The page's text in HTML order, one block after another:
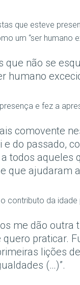
que esteve
um “ser humano
que não se
humano
e fez a
comovente
e do passado,
todos
que ajudaram
o contributo da idade
me dão
praticar.
lições
(…)”.